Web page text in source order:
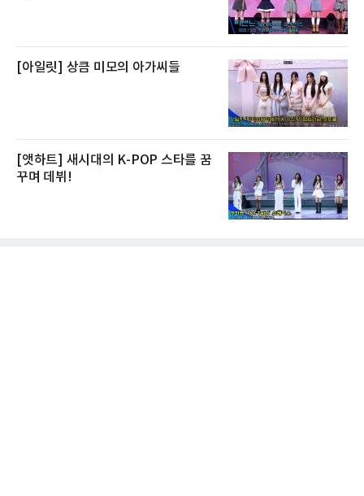
[아일릿] 상큼 미모의 아가씨들
[앳하트] 새시대의 K-POP 스타를 꿈
꾸며 데뷔!